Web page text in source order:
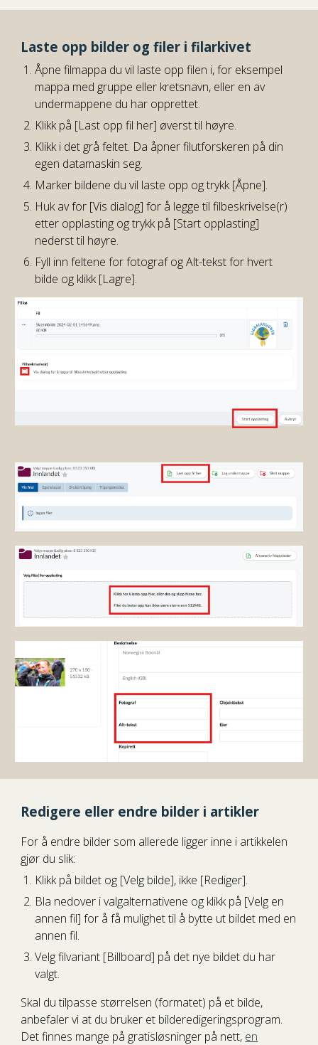
Laste opp bilder og filer i filarkivet
Åpne filmappa du vil laste opp filen i, for eksempel
mappa med gruppe eller kretsnavn, eller en av
undermappene du har opprettet.
Klikk på [Last opp fil her] øverst til høyre.
Klikk i det grå feltet. Da åpner filutforskeren på din
egen datamaskin seg.
Marker bildene du vil laste opp og trykk [Åpne].
Huk av for [Vis dialog] for å legge til filbeskrivelse(r)
etter opplasting og trykk på [Start opplasting]
nederst til høyre.
Fyll inn feltene for fotograf og Alt-tekst for hvert
bilde og klikk [Lagre].
Redigere eller endre bilder i artikler
For å endre bilder som allerede ligger inne i artikkelen
gjør du slik:
Klikk på bildet og [Velg bilde], ikke [Rediger].
Bla nedover i valgalternativene og klikk på [Velg en
annen fil] for å få mulighet til å bytte ut bildet med en
annen fil.
Velg filvariant [Billboard] på det nye bildet du har
valgt.
Skal du tilpasse størrelsen (formatet) på et bilde,
anbefaler vi at du bruker et bilderedigeringsprogram.
Det finnes mange på gratisløsninger på nett, en